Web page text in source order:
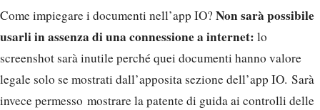
Come impiegare i documenti nell’app IO? Non sarà possibile
usarli in assenza di una connessione a internet: lo
screenshot sarà inutile perché quei documenti hanno valore
legale solo se mostrati dall’apposita sezione dell’app IO. Sarà
invece permesso mostrare la patente di guida ai controlli delle